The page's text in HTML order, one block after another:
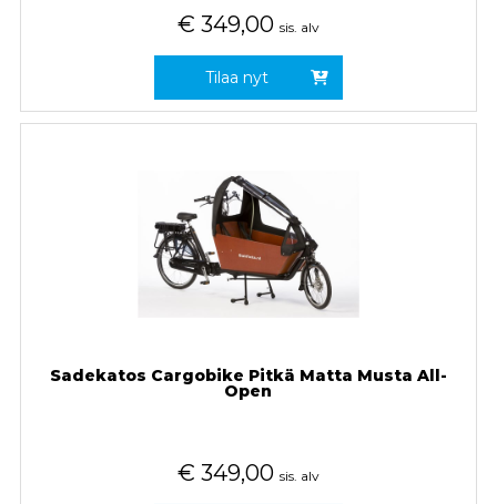
€ 349,00 sis. alv
Tilaa nyt
Sadekatos Cargobike Pitkä Matta Musta All-
Open
€ 349,00 sis. alv